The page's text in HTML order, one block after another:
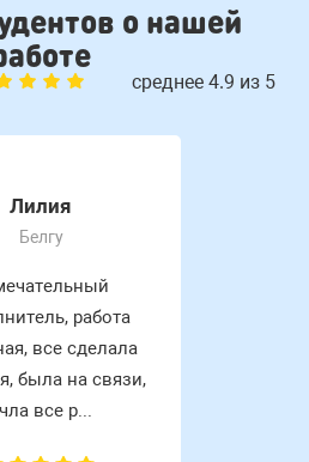
о нашей
среднее 4.9 из 5
Лилия
Белгу
работа
все сделала
была на связи,
все р...